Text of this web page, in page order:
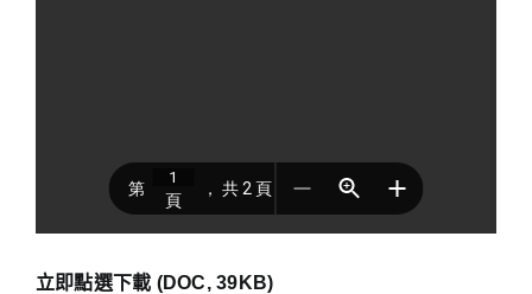
立即點選下載 (DOC, 39KB)